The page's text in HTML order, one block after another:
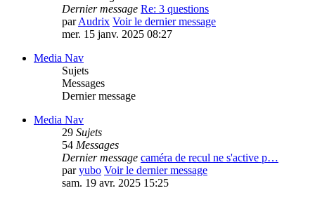
Dernier message Re: 3 questions
parAudrix Voir le dernier message
mer. 15 janv. 2025 08:27
Media Nav
Sujets
Messages
Dernier message
Media Nav
29 Sujets
54 Messages
Dernier message caméra de recul ne s'active p…
paryubo Voir le dernier message
sam. 19 avr. 2025 15:25